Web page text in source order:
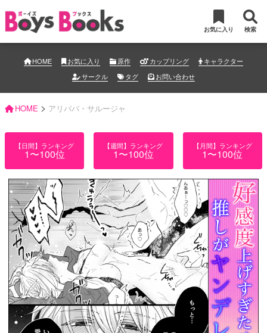
お気に入り 検索
HOME お気に入り 原作 カップリング
キャラクター
サークル
タグ お問い合わせ
HOME > アリババ・サルージャ
【日間】ランキング
1〜100位
【週間】ランキング
1〜100位
【月間】ランキング
1〜100位